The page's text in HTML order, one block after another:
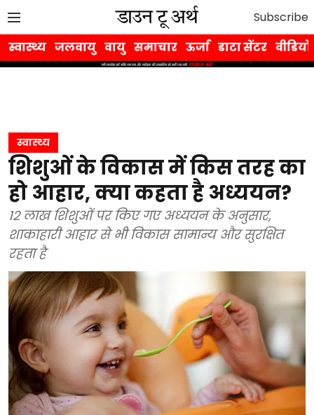
Subscribe
स्वास्थ्य जलवायु वायु समाचार ऊर्जा डाटा सेंटर वीडियो
स्वास्थ्य
शिशुओं के विकास में किस तरह का
हो आहार, क्या कहता है अध्ययन?
12 लाख शिशुओं पर किए गए अध्ययन के अनुसार,
शाकाहारी आहार से भी विकास सामान्य और सुरक्षित
रहता है